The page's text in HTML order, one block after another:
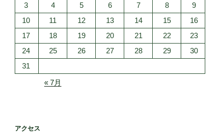
3
4 5 6 7 8
9
10
11 12 13 14 15
16
17
18 19 20 21 22
23
24
25 26 27 28 29
30
31
« 7月
アクセス